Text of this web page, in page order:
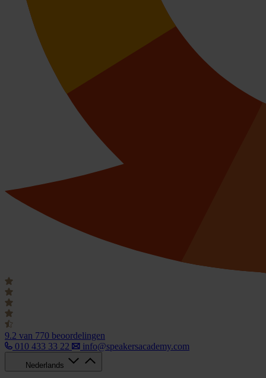
9.2 van 770 beoordelingen
010 433 33 22
info@speakersacademy.com
Nederlands